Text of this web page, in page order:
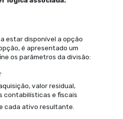
estar disponível a opção
é apresentado um
os parâmetros da divisão:
valor residual,
contabilísticas e fiscais
cada ativo resultante.